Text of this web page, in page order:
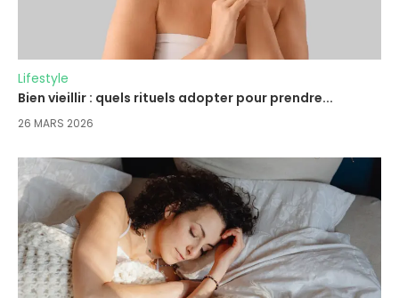
Lifestyle
Bien vieillir : quels rituels adopter pour prendre...
26 MARS 2026